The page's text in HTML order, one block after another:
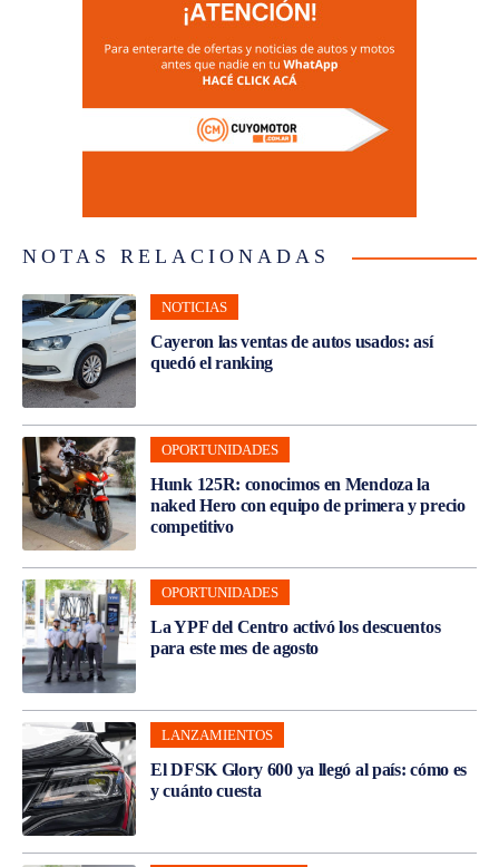
NOTAS RELACIONADAS
NOTICIAS
Cayeron las ventas de autos usados: así
quedó el ranking
OPORTUNIDADES
Hunk 125R: conocimos en Mendoza la
naked Hero con equipo de primera y precio
competitivo
OPORTUNIDADES
La YPF del Centro activó los descuentos
para este mes de agosto
LANZAMIENTOS
El DFSK Glory 600 ya llegó al país: cómo es
y cuánto cuesta